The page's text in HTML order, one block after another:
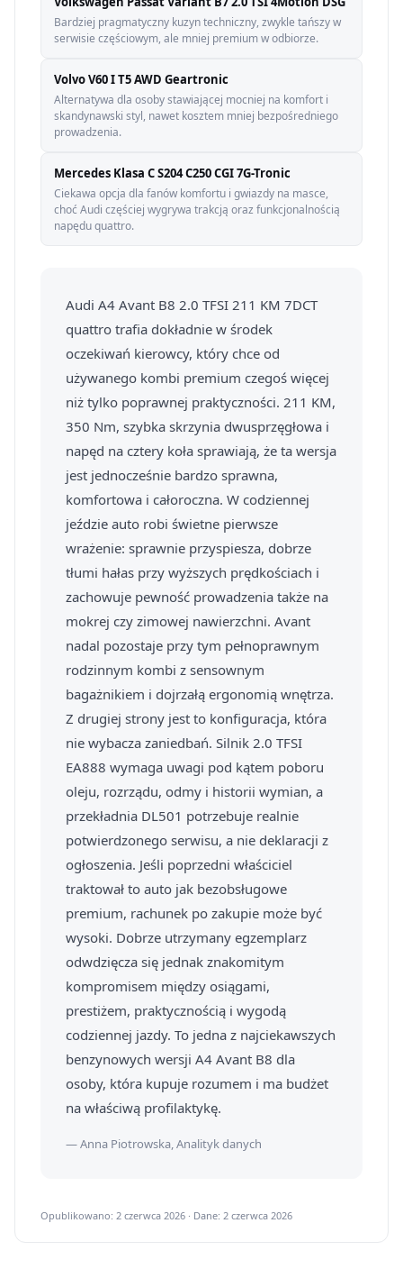
Bardziej pragmatyczny kuzyn techniczny, zwykle tańszy w
serwisie częściowym, ale mniej premium w odbiorze.
Volvo V60 I T5 AWD Geartronic
Alternatywa dla osoby stawiającej mocniej na komfort i
skandynawski styl, nawet kosztem mniej bezpośredniego
prowadzenia.
Mercedes Klasa C S204 C250 CGI 7G-Tronic
Ciekawa opcja dla fanów komfortu i gwiazdy na masce,
choć Audi częściej wygrywa trakcją oraz funkcjonalnością
napędu quattro.
Audi A4 Avant B8 2.0 TFSI 211 KM 7DCT
quattro trafia dokładnie w środek
oczekiwań kierowcy, który chce od
używanego kombi premium czegoś więcej
niż tylko poprawnej praktyczności. 211 KM,
350 Nm, szybka skrzynia dwusprzęgłowa i
napęd na cztery koła sprawiają, że ta wersja
jest jednocześnie bardzo sprawna,
komfortowa i całoroczna. W codziennej
jeździe auto robi świetne pierwsze
wrażenie: sprawnie przyspiesza, dobrze
tłumi hałas przy wyższych prędkościach i
zachowuje pewność prowadzenia także na
mokrej czy zimowej nawierzchni. Avant
nadal pozostaje przy tym pełnoprawnym
rodzinnym kombi z sensownym
bagażnikiem i dojrzałą ergonomią wnętrza.
Z drugiej strony jest to konfiguracja, która
nie wybacza zaniedbań. Silnik 2.0 TFSI
EA888 wymaga uwagi pod kątem poboru
oleju, rozrządu, odmy i historii wymian, a
przekładnia DL501 potrzebuje realnie
potwierdzonego serwisu, a nie deklaracji z
ogłoszenia. Jeśli poprzedni właściciel
traktował to auto jak bezobsługowe
premium, rachunek po zakupie może być
wysoki. Dobrze utrzymany egzemplarz
odwdzięcza się jednak znakomitym
kompromisem między osiągami,
prestiżem, praktycznością i wygodą
codziennej jazdy. To jedna z najciekawszych
benzynowych wersji A4 Avant B8 dla
osoby, która kupuje rozumem i ma budżet
na właściwą profilaktykę.
— Anna Piotrowska, Analityk danych
Opublikowano: 2 czerwca 2026 · Dane: 2 czerwca 2026